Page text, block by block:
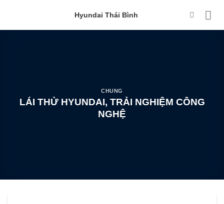
Hyundai Thái Bình
CHUNG
LÁI THỬ HYUNDAI, TRẢI NGHIỆM CÔNG
NGHỆ